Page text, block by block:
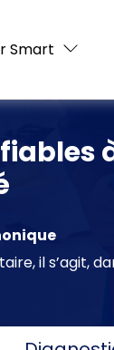
Smart
il s’agit,